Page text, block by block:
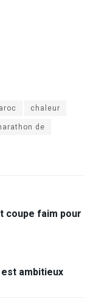
chaleur
de
coupe faim pour
ambitieux